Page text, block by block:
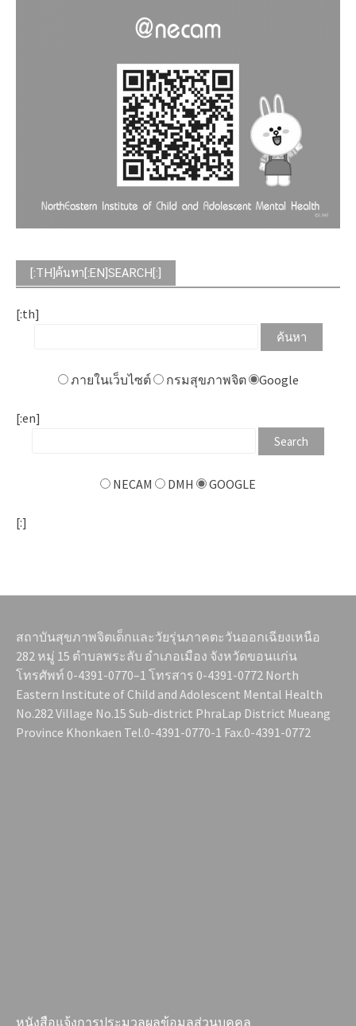
[:TH]ค้นหา[:EN]SEARCH[:]
[:th]
ภายในเว็บไซต์ กรมสุขภาพจิต Google
[:en]
NECAM DMH GOOGLE
[:]
สถาบันสุขภาพจิตเด็กและวัยรุ่นภาคตะวันออกเฉียงเหนือ
282 หมู่ 15 ตำบลพระลับ อำเภอเมือง จังหวัดขอนแก่น
โทรศัพท์ 0-4391-0770–1 โทรสาร 0-4391-0772 North
Eastern Institute of Child and Adolescent Mental Health
No.282 Village No.15 Sub-district PhraLap District Mueang
Province Khonkaen Tel.0-4391-0770-1 Fax.0-4391-0772
หนังสือแจ้งการประมวลผลข้อมูลส่วนบุคคล